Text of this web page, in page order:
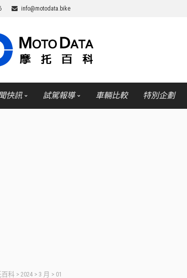
info@motodata.bike
快訊 試駕報導 車輛比較 特別企劃
百科 > 2024 > 3 月 > 01